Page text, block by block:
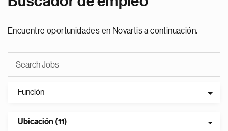
Encuentre oportunidades en Novartis a continuación.
Función
Ubicación (11)